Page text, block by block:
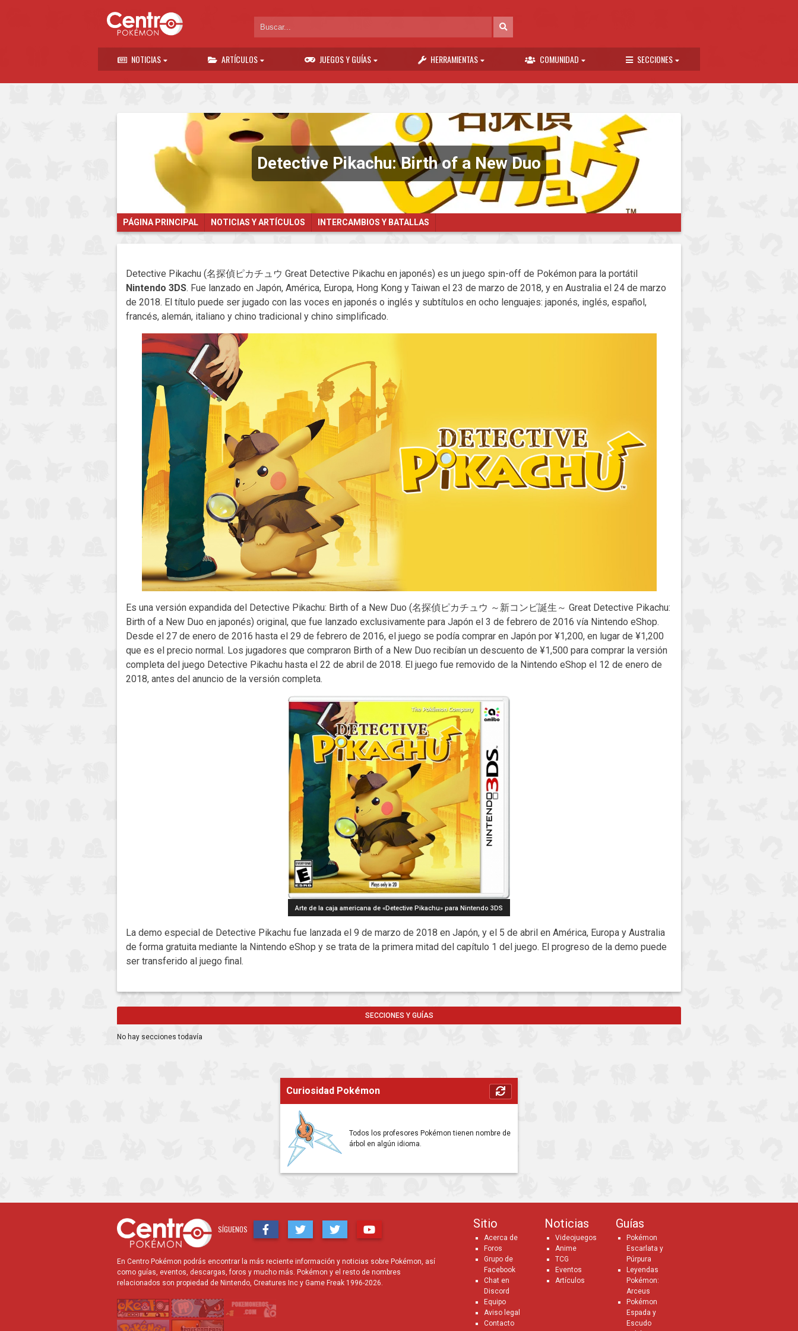
NOTICIAS ARTÍCULOS JUEGOS Y GUÍAS HERRAMIENTAS COMUNIDAD SECCIONES
Detective Pikachu: Birth of a New Duo
PÁGINA PRINCIPAL NOTICIAS Y ARTÍCULOS INTERCAMBIOS Y BATALLAS
Detective Pikachu (名探偵ピカチュウ Great Detective Pikachu en japonés) es un juego spin-off de Pokémon para la portátil
Nintendo 3DS. Fue lanzado en Japón, América, Europa, Hong Kong y Taiwan el 23 de marzo de 2018, y en Australia el 24 de marzo
de 2018. El título puede ser jugado con las voces en japonés o inglés y subtítulos en ocho lenguajes: japonés, inglés, español,
francés, alemán, italiano y chino tradicional y chino simplificado.
Es una versión expandida del Detective Pikachu: Birth of a New Duo (名探偵ピカチュウ ～新コンビ誕生～ Great Detective Pikachu:
Birth of a New Duo en japonés) original, que fue lanzado exclusivamente para Japón el 3 de febrero de 2016 vía Nintendo eShop.
Desde el 27 de enero de 2016 hasta el 29 de febrero de 2016, el juego se podía comprar en Japón por ¥1,200, en lugar de ¥1,200
que es el precio normal. Los jugadores que compraron Birth of a New Duo recibían un descuento de ¥1,500 para comprar la versión
completa del juego Detective Pikachu hasta el 22 de abril de 2018. El juego fue removido de la Nintendo eShop el 12 de enero de
2018, antes del anuncio de la versión completa.
Arte de la caja americana de «Detective Pikachu» para Nintendo 3DS
La demo especial de Detective Pikachu fue lanzada el 9 de marzo de 2018 en Japón, y el 5 de abril en América, Europa y Australia
de forma gratuita mediante la Nintendo eShop y se trata de la primera mitad del capítulo 1 del juego. El progreso de la demo puede
ser transferido al juego final.
SECCIONES Y GUÍAS
No hay secciones todavía
Curiosidad Pokémon
Todos los profesores Pokémon tienen nombre de
árbol en algún idioma.
SÍGUENOS
En Centro Pokémon podrás encontrar la más reciente información y noticias sobre Pokémon, así
como guías, eventos, descargas, foros y mucho más. Pokémon y el resto de nombres
relacionados son propiedad de Nintendo, Creatures Inc y Game Freak 1996-2026.
Sitio
Acerca de
Foros
Grupo de
Facebook
Chat en
Discord
Equipo
Aviso legal
Contacto
Noticias
Videojuegos
Anime
TCG
Eventos
Artículos
Guías
Pokémon
Escarlata y
Púrpura
Leyendas
Pokémon:
Arceus
Pokémon
Espada y
Escudo